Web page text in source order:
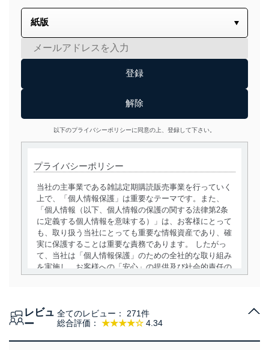
以下のプライバシーポリシーに同意の上、登録して下さい。
プライバシーポリシー
当社の主事業である雑誌定期購読販売事業を行っていく
上で、「個人情報保護」は重要なテーマです。また、
「個人情報（以下、個人情報の保護の関する法律第2条
に定義する個人情報を意味する）」は、お客様にとって
も、取り扱う当社にとっても重要な情報資産であり、確
実に保護することは重要な責務であります。 したがっ
て、当社は「個人情報保護」のための全社的な取り組み
を実施し、お客様への「安心」の提供及び社会的責任の
当社は、個人情報の取得・利用・提供に際して、その利
達成に必要な範囲内で適法かつ公正な手段によって取
レビュ
ー
総合評価： ★★★★☆ 4.34
全てのレビュー： 271件